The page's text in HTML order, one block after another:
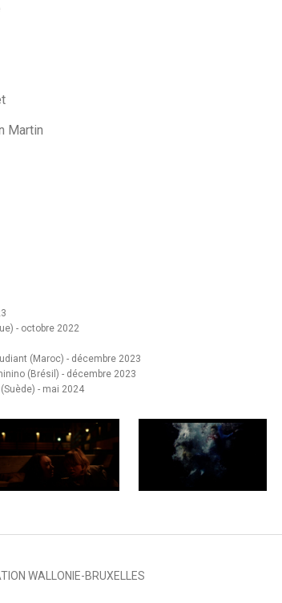
Martin
- octobre 2022
(Maroc) - décembre 2023
(Brésil) - décembre 2023
- mai 2024
WALLONIE-BRUXELLES